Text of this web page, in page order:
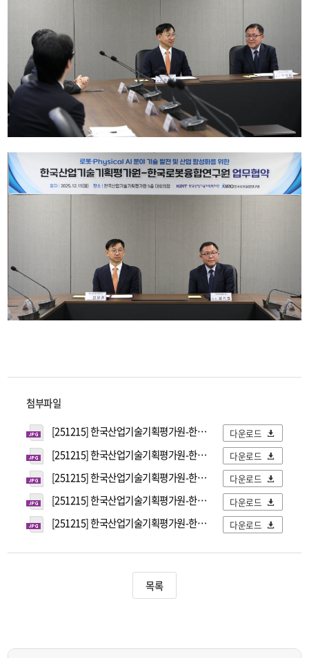
첨부파일
[251215] 한국산업기술기획평가원-한국로봇융합연구원 업무협약식 (1).JPG
다운로드
[251215] 한국산업기술기획평가원-한국로봇융합연구원 업무협약식 (2).JPG 다운로드
[251215] 한국산업기술기획평가원-한국로봇융합연구원 업무협약식 (3).JPG 다운로드
[251215] 한국산업기술기획평가원-한국로봇융합연구원 업무협약식 (4).JPG 다운로드
[251215] 한국산업기술기획평가원-한국로봇융합연구원 업무협약식 (5).JPG 다운로드
목록